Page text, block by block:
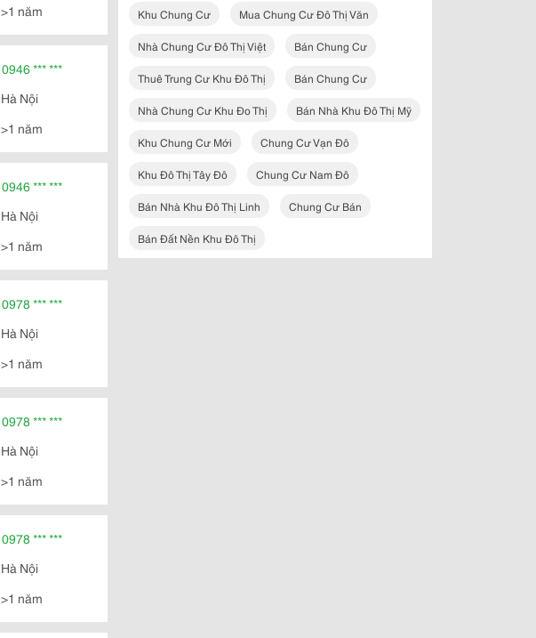
>1 năm
0946 *** ***
Hà Nội
>1 năm
0946 *** ***
Hà Nội
>1 năm
0978 *** ***
Hà Nội
>1 năm
0978 *** ***
Hà Nội
>1 năm
0978 *** ***
Hà Nội
>1 năm
Khu Chung Cư Mua Chung Cư Đô Thị Văn
Nhà Chung Cư Đô Thị Việt Bán Chung Cư
Thuê Trung Cư Khu Đô Thị Bán Chung Cư
Nhà Chung Cư Khu Đo Thị Bán Nhà Khu Đô Thị Mỹ
Khu Chung Cư Mới Chung Cư Vạn Đô
Khu Đô Thị Tây Đô Chung Cư Nam Đô
Bán Nhà Khu Đô Thị Linh Chung Cư Bán
Bán Đất Nền Khu Đô Thị